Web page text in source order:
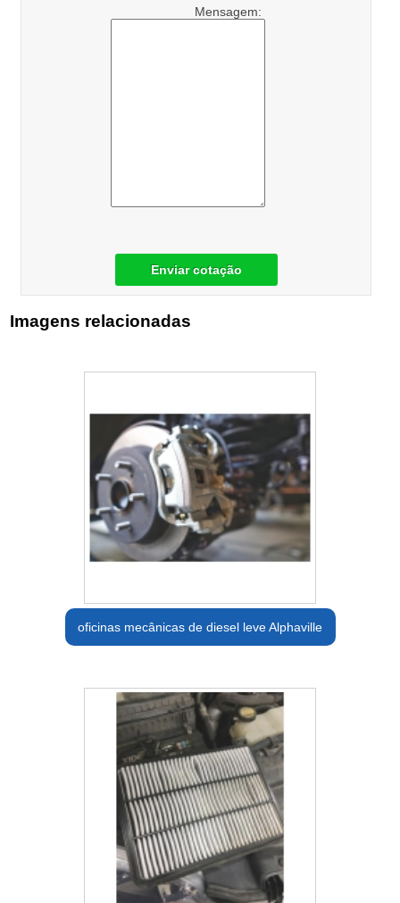
Mensagem:
Enviar cotação
Imagens relacionadas
oficinas mecânicas de diesel leve Alphaville